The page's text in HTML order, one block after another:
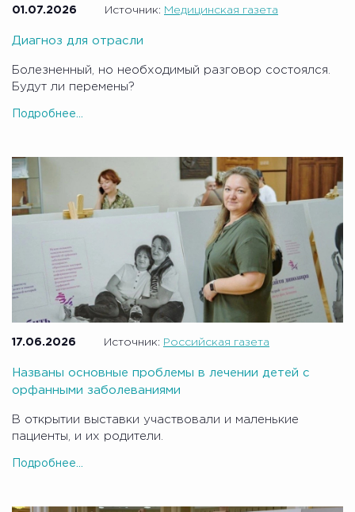
01.07.2026 Источник: Медицинская газета
Диагноз для отрасли
Болезненный, но необходимый разговор состоялся.
Будут ли перемены?
Подробнее...
17.06.2026 Источник: Российская газета
Названы основные проблемы в лечении детей с
орфанными заболеваниями
В открытии выставки участвовали и маленькие
пациенты, и их родители.
Подробнее...